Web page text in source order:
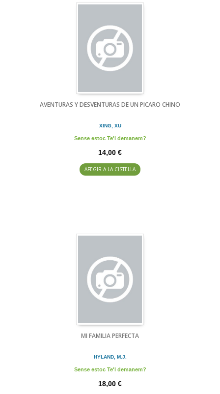
AVENTURAS Y DESVENTURAS DE UN PICARO CHINO
XING, XU
Sense estoc Te'l demanem?
14,00 €
AFEGIR A LA CISTELLA
MI FAMILIA PERFECTA
HYLAND, M.J.
Sense estoc Te'l demanem?
18,00 €